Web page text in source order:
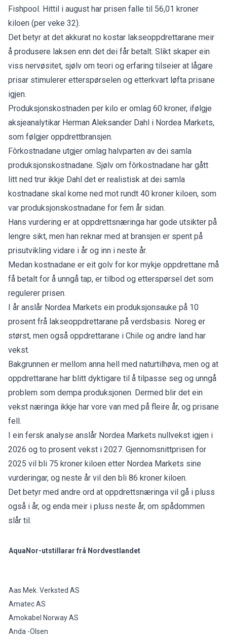
Fishpool. Hittil i august har prisen falle til 56,01 kroner
kiloen (per veke 32).
Det betyr at det akkurat no kostar lakseoppdrettarane meir
å produsere laksen enn det dei får betalt. Slikt skaper ein
viss nervøsitet, sjølv om teori og erfaring tilseier at lågare
prisar stimulerer etterspørselen og etterkvart løfta prisane
igjen.
Produksjonskostnaden per kilo er omlag 60 kroner, ifølgje
aksjeanalytikar Herman Aleksander Dahl i Nordea Markets,
som følgjer oppdrettbransjen.
Fôrkostnadane utgjer omlag halvparten av dei samla
produksjonskostnadane. Sjølv om fôrkostnadane har gått
litt ned trur ikkje Dahl det er realistisk at dei samla
kostnadane skal kome ned mot rundt 40 kroner kiloen, som
var produksjonskostnadane for fem år sidan.
Hans vurdering er at oppdrettsnæringa har gode utsikter på
lengre sikt, men han reknar med at bransjen er spent på
prisutvikling vidare i år og inn i neste år.
Medan kostnadane er eit golv for kor mykje oppdrettane må
få betalt for å unngå tap, er tilbod og etterspørsel det som
regulerer prisen.
I år anslår Nordea Markets ein produksjonsauke på 10
prosent frå lakseoppdrettarane på verdsbasis. Noreg er
størst, men også oppdrettarane i Chile og andre land har
vekst.
Bakgrunnen er mellom anna hell med naturtilhøva, men og at
oppdrettarane har blitt dyktigare til å tilpasse seg og unngå
problem som dempa produksjonen. Dermed blir det ein
vekst næringa ikkje har vore van med på fleire år, og prisane
fell.
I ein fersk analyse anslår Nordea Markets nullvekst igjen i
2026 og to prosent vekst i 2027. Gjennomsnittprisen for
2025 vil bli 75 kroner kiloen etter Nordea Markets sine
vurderingar, og neste år vil den bli 86 kroner kiloen.
Det betyr med andre ord at oppdrettsnæringa vil gå i pluss
også i år, og enda meir i pluss neste år, om spådommen
slår til.
AquaNor-utstillarar frå Nordvestlandet
Aas Mek. Verksted AS
Amatec AS
Amokabel Norway AS
Anda -Olsen